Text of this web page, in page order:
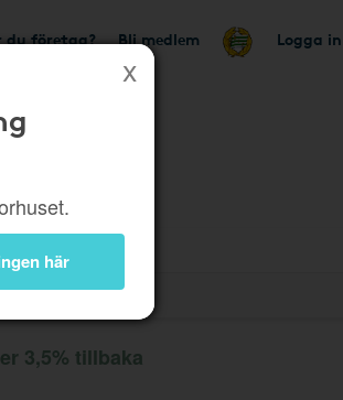
du företag? Bli medlem Logga in
här
3,5% tillbaka